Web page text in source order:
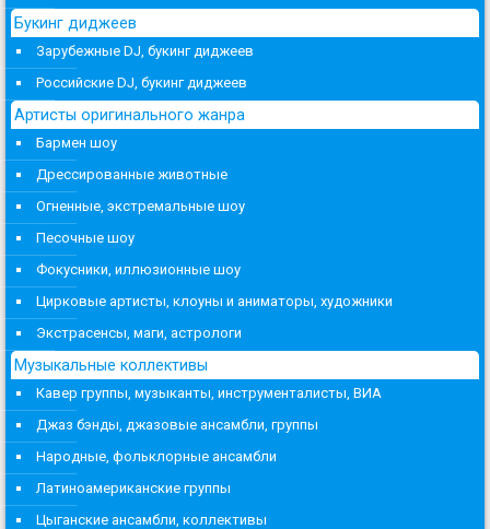
Букинг диджеев
Зарубежные DJ, букинг диджеев
Российские DJ, букинг диджеев
Артисты оригинального жанра
Бармен шоу
Дрессированные животные
Огненные, экстремальные шоу
Песочные шоу
Фокусники, иллюзионные шоу
Цирковые артисты, клоуны и аниматоры, художники
Экстрасенсы, маги, астрологи
Музыкальные коллективы
Кавер группы, музыканты, инструменталисты, ВИА
Джаз бэнды, джазовые ансамбли, группы
Народные, фольклорные ансамбли
Латиноамериканские группы
Цыганские ансамбли, коллективы